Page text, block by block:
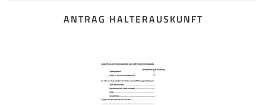
ANTRAG HALTERAUSKUNFT